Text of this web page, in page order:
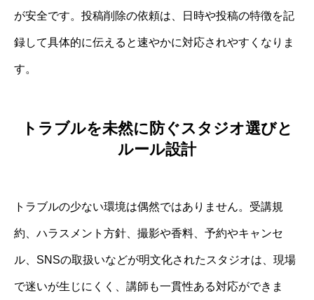
が安全です。投稿削除の依頼は、日時や投稿の特徴を記
録して具体的に伝えると速やかに対応されやすくなりま
す。
トラブルを未然に防ぐスタジオ選びと
ルール設計
トラブルの少ない環境は偶然ではありません。受講規
約、ハラスメント方針、撮影や香料、予約やキャンセ
ル、SNSの取扱いなどが明文化されたスタジオは、現場
で迷いが生じにくく、講師も一貫性ある対応ができま